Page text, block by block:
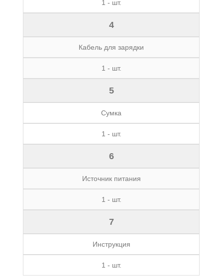
1 - шт.
4
Кабель для зарядки
1 - шт.
5
Сумка
1 - шт.
6
Источник питания
1 - шт.
7
Инструкция
1 - шт.